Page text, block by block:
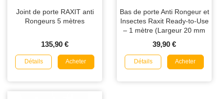
Joint de porte RAXIT anti
Rongeurs 5 mètres
135,90 €
Détails Acheter
Bas de porte Anti Rongeur et
Insectes Raxit Ready-to-Use
– 1 mètre (Largeur 20 mm
ou 40 mm)
39,90 €
Détails Acheter